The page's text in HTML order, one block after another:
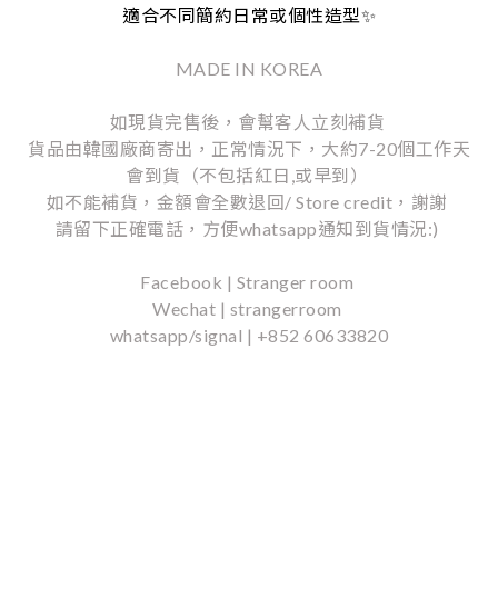
適合不同簡約日常或個性造型✨
MADE IN KOREA
如現貨完售後，會幫客人立刻補貨
貨品由韓國廠商寄出，正常情況下，大約7-20個工作天
會到貨（不包括紅日,或早到）
如不能補貨，金額會全數退回/ Store credit，謝謝
請留下正確電話，方便whatsapp通知到貨情況:)
Facebook | Stranger room
Wechat | strangerroom
whatsapp/signal | +852 60633820